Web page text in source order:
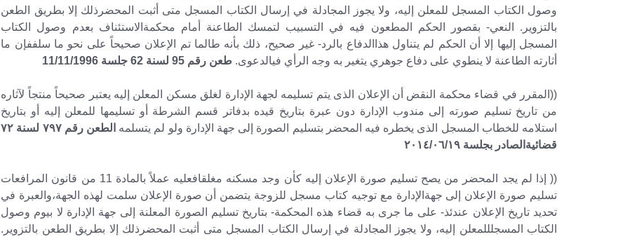
وصول الكتاب المسجل للمعلن إليه، ولا يجوز المجادلة في إرسال الكتاب المسجل متى أثبت المحضرذلك إلا بطريق الطعن
بالتزوير. النعي- بقصور الحكم المطعون فيه في التسبيب لتمسك الطاعنة أمام محكمةالاستئناف بعدم وصول الكتاب
المسجل إليها إلا أن الحكم لم يتناول هذاالدفاع بالرد- غير صحيح، ذلك بأنه طالما تم الإعلان صحيحاً على نحو ما سلففإن ما
أثارته الطاعنة لا ينطوي على دفاع جوهري يتغير به وجه الرأي فيالدعوى. طعن رقم 95 لسنة 62 جلسة 11/11/1996
((المقرر في قضاء محكمة النقض أن الإعلان الذى يتم تسليمه لجهة الإدارة لغلق مسكن المعلن إليه يعتبر صحيحاً منتجاً لآثاره
من تاريخ تسليم صورته إلى مندوب الإدارة دون عبرة بتاريخ قيده بدفاتر قسم الشرطة أو تسليمها للمعلن إليه أو بتاريخ
استلامه للخطاب المسجل الذى يخطره فيه المحضر بتسليم الصورة إلى جهة الإدارة ولو لم يتسلمه
الطعن رقم ٧٩٧ لسنة ٧٢
قضائيةالصادر بجلسة ٢٠١٤/٠٦/١٩
(( إذا لم يجد المحضر من يصح تسليم صورة الإعلان إليه كأن وجد مسكنه مغلقافعليه عملاً بالمادة 11 من قانون المرافعات
تسليم صورة الإعلان إلى جهةالإدارة مع توجيه كتاب مسجل للزوجة يتضمن أن صورة الإعلان سلمت لهذه الجهة،والعبرة في
تحديد تاريخ الإعلان عندئذ- على ما جرى به قضاء هذه المحكمة- بتاريخ تسليم الصورة المعلنة إلى جهة الإدارة لا بيوم وصول
الكتاب المسجلللمعلن إليه، ولا يجوز المجادلة في إرسال الكتاب المسجل متى أثبت المحضرذلك إلا بطريق الطعن بالتزوير.